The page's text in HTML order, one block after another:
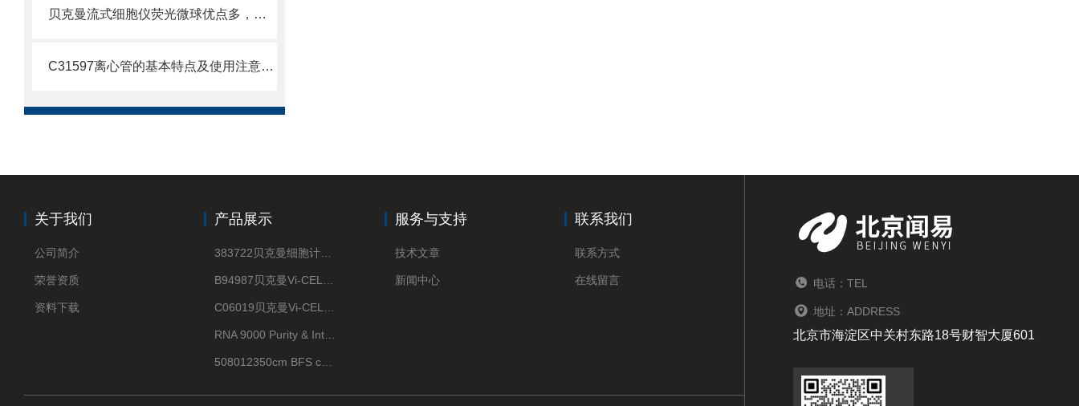
贝克曼流式细胞仪荧光微球优点多，实用效果好
C31597离心管的基本特点及使用注意事项
关于我们
公司简介
荣誉资质
资料下载
产品展示 服务与支持
技术文章
新闻中心
联系我们
联系方式
在线留言 电话：TEL
地址：ADDRESS
北京市海淀区中关村东路18号财智大厦601